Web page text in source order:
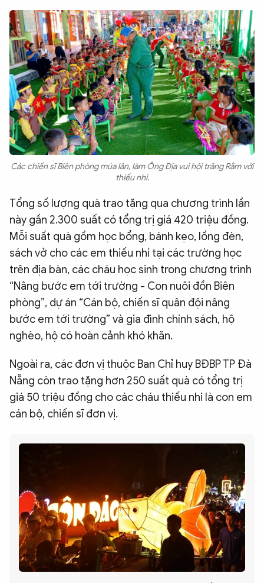
Các chiến sĩ Biên phòng múa lân, làm Ông Địa vui hội trăng Rằm với
thiếu nhi.
Tổng số lượng quà trao tặng qua chương trình lần
này gần 2.300 suất có tổng trị giá 420 triệu đồng.
Mỗi suất quà gồm học bổng, bánh kẹo, lồng đèn,
sách vở cho các em thiếu nhi tại các trường học
trên địa bàn, các cháu học sinh trong chương trình
“Nâng bước em tới trường - Con nuôi đồn Biên
phòng”, dự án “Cán bộ, chiến sĩ quân đội nâng
bước em tới trường” và gia đình chính sách, hộ
nghèo, hộ có hoàn cảnh khó khăn.
Ngoài ra, các đơn vị thuộc Ban Chỉ huy BĐBP TP Đà
Nẵng còn trao tặng hơn 250 suất quà có tổng trị
giá 50 triệu đồng cho các cháu thiếu nhi là con em
cán bộ, chiến sĩ đơn vị.